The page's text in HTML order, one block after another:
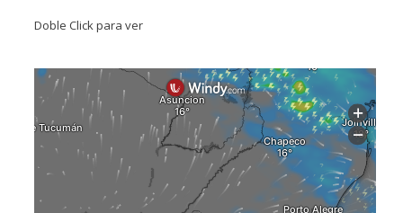
Doble Click para ver